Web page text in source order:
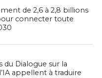
de 2,6 à 2,8 billions
connecter toute
du Dialogue sur la
appellent à traduire